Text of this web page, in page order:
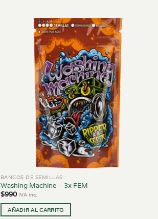
BANCOS DE SEMILLAS
Washing Machine – 3x FEM
$990 IVA inc.
AÑADIR AL CARRITO